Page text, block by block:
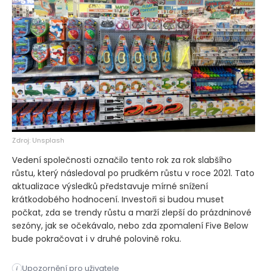
Zdroj: Unsplash
Vedení společnosti označilo tento rok za rok slabšího
růstu, který následoval po prudkém růstu v roce 2021. Tato
aktualizace výsledků představuje mírné snížení
krátkodobého hodnocení. Investoři si budou muset
počkat, zda se trendy růstu a marží zlepší do prázdninové
sezóny, jak se očekávalo, nebo zda zpomalení Five Below
bude pokračovat i v druhé polovině roku.
i Upozornění pro uživatele